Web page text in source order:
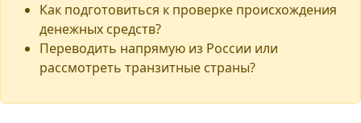
Как подготовиться к проверке происхождения
денежных средств?
Переводить напрямую из России или
рассмотреть транзитные страны?